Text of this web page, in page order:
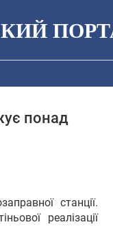
понад
станції.
реалізації